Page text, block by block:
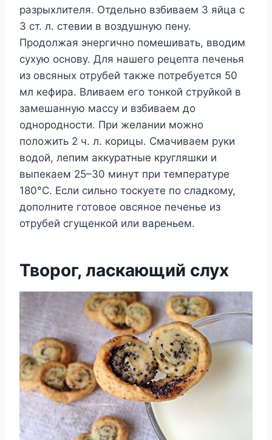
разрыхлителя. Отдельно взбиваем 3 яйца с
3 ст. л. стевии в воздушную пену.
Продолжая энергично помешивать, вводим
сухую основу. Для нашего рецепта печенья
из овсяных отрубей также потребуется 50
мл кефира. Вливаем его тонкой струйкой в
замешанную массу и взбиваем до
однородности. При желании можно
положить 2 ч. л. корицы. Смачиваем руки
водой, лепим аккуратные кругляшки и
выпекаем 25–30 минут при температуре
180°C. Если сильно тоскуете по сладкому,
дополните готовое овсяное печенье из
отрубей сгущенкой или вареньем.
Творог, ласкающий слух